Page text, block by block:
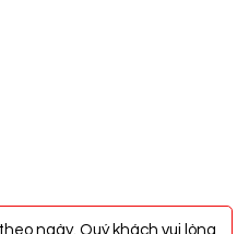
ngày. Quý khách vui lòng